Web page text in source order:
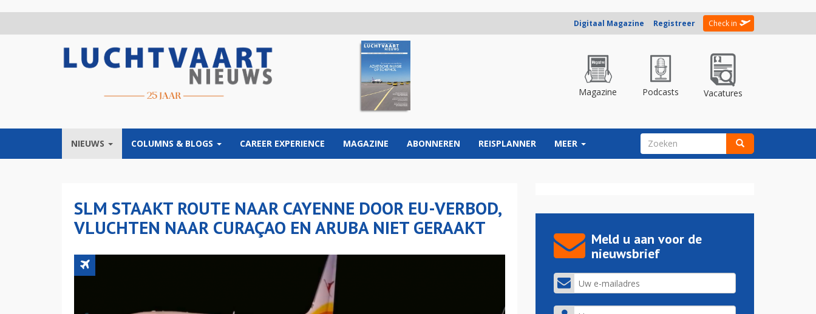
Digitaal Magazine Registreer Check in
Magazine Podcasts Vacatures
NIEUWS COLUMNS & BLOGS CAREER EXPERIENCE MAGAZINE ABONNEREN REISPLANNER MEER ZOEKVELD
SLM STAAKT ROUTE NAAR CAYENNE DOOR EU-VERBOD,
VLUCHTEN NAAR CURAÇAO EN ARUBA NIET GERAAKT
Meld u aan voor de
nieuwsbrief